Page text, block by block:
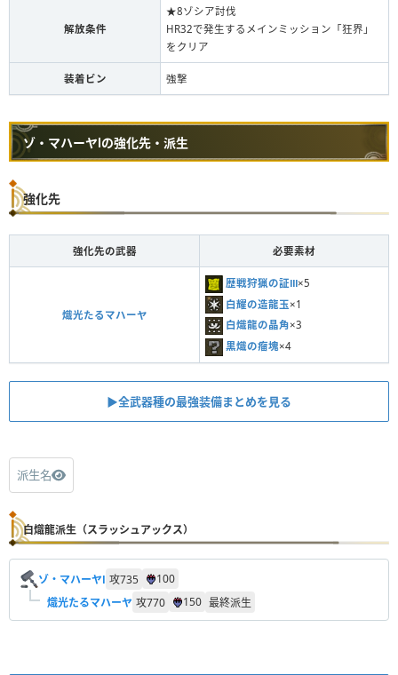
解放条件
★8ゾシア討伐
HR32で発生するメインミッション「狂界」
をクリア
装着ビン 強撃
ゾ・マハーヤⅠの強化先・派生
強化先
強化先の武器 必要素材
熾光たるマハーヤ
歴戦狩猟の証Ⅲ×5
白耀の造龍玉×1
白熾龍の晶角×3
黒熾の瘤塊×4
▶︎全武器種の最強装備まとめを見る
派生名
白熾龍派生（スラッシュアックス）
ゾ・マハーヤⅠ 攻735
100
熾光たるマハーヤ 攻770 150 最終派生